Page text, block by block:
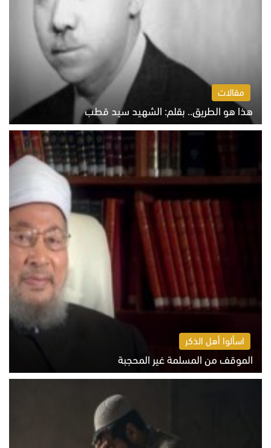
مقالات
هذا هو الطريق.. بقلم: الشهيد سيد قطب
الخميس 6 أغسطس 2026 10:52 ص
اسألوا أهل الذكر
الموقف من المسلمة غير المحجبة
الخميس 6 أغسطس 2026 10:45 ص